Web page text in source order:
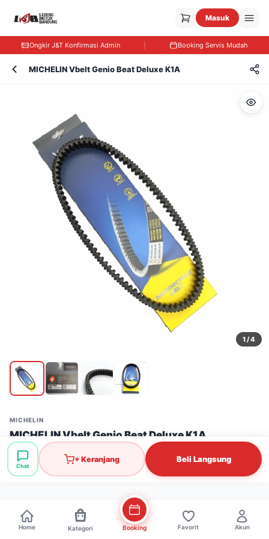
Masuk
Ongkir J&T Konfirmasi Admin Booking Servis Mudah
MICHELIN Vbelt Genio Beat Deluxe K1A
1/ 4
MICHELIN
MICHELIN Vbelt Genio Beat Deluxe K1A
Stok: 20 pcs
Rp125.000
Chat
+ Keranjang Beli Langsung
Home Kategori Booking Favorit Akun